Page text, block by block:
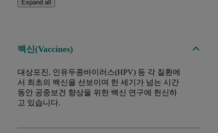
Expand all
백신(Vaccines)
대상포진, 인유두종바이러스(HPV) 등 각 질환에
서 최초의 백신을 선보이며 한 세기가 넘는 시간
동안 공중보건 향상을 위한 백신 연구에 헌신하
고 있습니다.